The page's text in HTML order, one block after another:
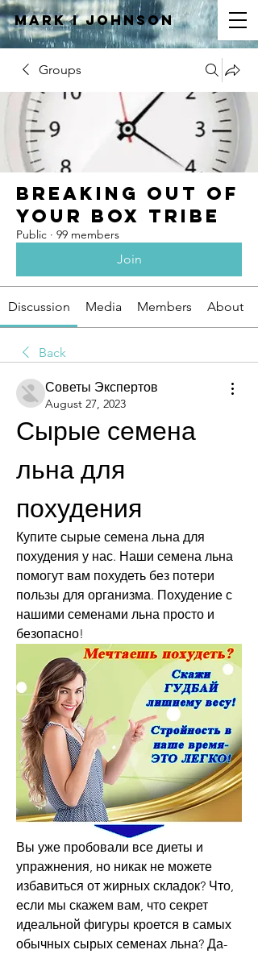
Mark IJOHNSON
Groups
Breaking Out of
Your Box Tribe
Public · 99 members
Join
Discussion Media Members About
Back
Советы Экспертов
August 27, 2023
Сырые семена
льна для
похудения
Купите сырые семена льна для
похудения у нас. Наши семена льна
помогут вам похудеть без потери
пользы для организма. Похудение с
нашими семенами льна просто и
безопасно!
Вы уже пробовали все диеты и
упражнения, но никак не можете
избавиться от жирных складок? Что,
если мы скажем вам, что секрет
идеальной фигуры кроется в самых
обычных сырых семенах льна? Да-